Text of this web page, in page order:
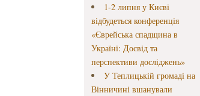
1-2 липня у Києві
відбудеться конференція
«Єврейська спадщина в
Україні: Досвід та
перспективи досліджень»
У Теплицькій громаді на
Вінничині вшанували